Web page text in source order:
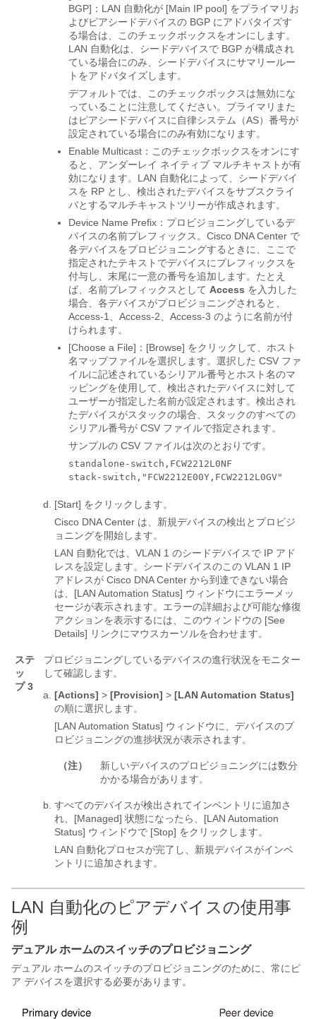
BGP]：LAN 自動化が [Main IP pool] をプライマリお
よびピアシードデバイスの BGP にアドバタイズす
る場合は、このチェックボックスをオンにします。
LAN 自動化は、シードデバイスで BGP が構成され
ている場合にのみ、シードデバイスにサマリールー
トをアドバタイズします。
デフォルトでは、このチェックボックスは無効にな
っていることに注意してください。プライマリまた
はピアシードデバイスに自律システム（AS）番号が
設定されている場合にのみ有効になります。
Enable Multicast：このチェックボックスをオンにす
ると、アンダーレイ ネイティブ マルチキャストが有
効になります。 LAN 自動化によって、シードデバイ
スを RP とし、検出されたデバイスをサブスクライ
バとするマルチキャストツリーが作成されます。
Device Name Prefix ：プロビジョニングしているデ
バイスの名前プレフィックス。 Cisco DNA Center で
各デバイスをプロビジョニングするときに、ここで
指定されたテキストでデバイスにプレフィックスを
付与し、末尾に一意の番号を追加します。たとえ
ば、名前プレフィックスとして Access を入力した
場合、各デバイスがプロビジョニングされると、
Access-1、Access-2、Access-3 のように名前が付
けられます。
[Choose a File]：[Browse] をクリックして、ホスト
名マップファイルを選択します。 選択した CSV ファ
イルに記述されているシリアル番号とホスト名のマ
ッピングを使用して、検出されたデバイスに対して
ユーザーが指定した名前が設定されます。検出され
たデバイスがスタックの場合、スタックのすべての
シリアル番号が CSV ファイルで指定されます。
サンプルの CSV ファイルは次のとおりです。
standalone-switch,FCW2212L0NF
stack-switch,"FCW2212E00Y,FCW2212L0GV"
[Start] をクリックします。
Cisco DNA Center は、新規デバイスの検出とプロビジ
ョニングを開始します。
LAN 自動化では、VLAN 1 のシードデバイスで IP アド
レスを設定します。シードデバイスのこの VLAN 1 IP
アドレスが Cisco DNA Center から到達できない場合
は、[LAN Automation Status] ウィンドウにエラーメッ
セージが表示されます。 エラーの詳細および可能な修復
アクションを表示するには、このウィンドウの [See
Details] リンクにマウスカーソルを合わせます。
ステ
ッ
プ 3
プロビジョニングしているデバイスの進行状況をモニター
して確認します。
[Actions] > [Provision] > [LAN Automation Status]
の順に選択します。
[LAN Automation Status] ウィンドウに、デバイスのプ
ロビジョニングの進捗状況が表示されます。
（注）
新しいデバイスのプロビジョニングには数分
かかる場合があります。
すべてのデバイスが検出されてインベントリに追加さ
れ、[Managed] 状態になったら、[LAN Automation
Status] ウィンドウで [Stop] をクリックします。
LAN 自動化プロセスが完了し、新規デバイスがインベ
ントリに追加されます。
LAN 自動化のピアデバイスの使用事
例
デュアル ホームのスイッチのプロビジョニング
デュアル ホームのスイッチのプロビジョニングのために、常にピ
ア デバイスを選択する必要があります。